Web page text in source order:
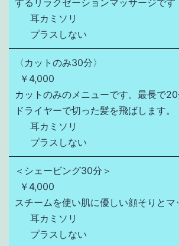
耳カミソリ
プラスしない
〈カットのみ30分〉
￥4,000
カットのみのメニューです。最長で
ドライヤーで切った髪を飛ばします。
耳カミソリ
プラスしない
＜シェービング30分＞
￥4,000
スチームを使い肌に優しい顔そりとマ
耳カミソリ
プラスしない